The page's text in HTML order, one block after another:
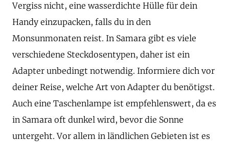
Vergiss nicht, eine wasserdichte Hülle für dein
Handy einzupacken, falls du in den
Monsunmonaten reist. In Samara gibt es viele
verschiedene Steckdosentypen, daher ist ein
Adapter unbedingt notwendig. Informiere dich vor
deiner Reise, welche Art von Adapter du benötigst.
Auch eine Taschenlampe ist empfehlenswert, da es
in Samara oft dunkel wird, bevor die Sonne
untergeht. Vor allem in ländlichen Gebieten ist es